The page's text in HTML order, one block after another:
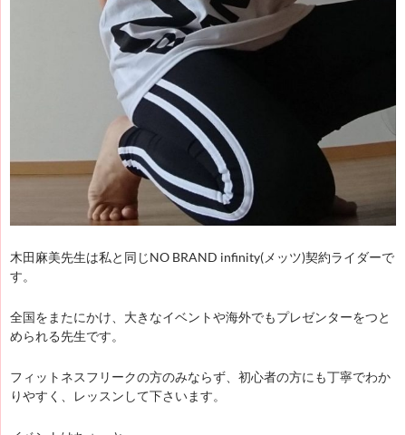
木田麻美先生は私と同じNO BRAND infinity(メッツ)契約ライダーで
す。
全国をまたにかけ、大きなイベントや海外でもプレゼンターをつと
められる先生です。
フィットネスフリークの方のみならず、初心者の方にも丁寧でわか
りやすく、レッスンして下さいます。